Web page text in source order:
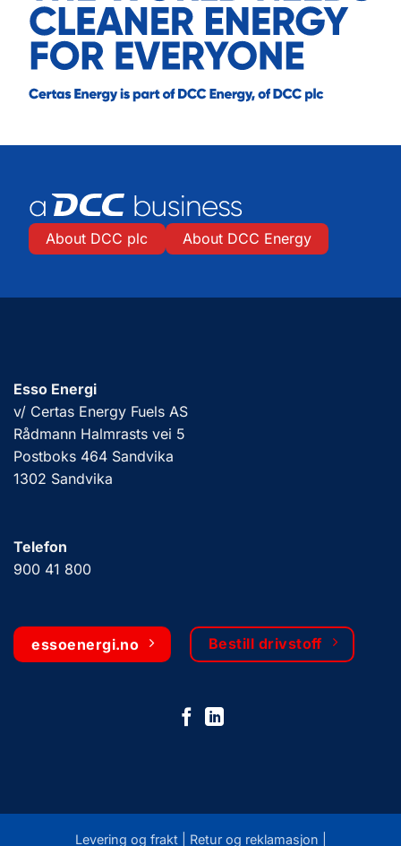
About DCC plc About DCC Energy
Esso Energi
v/ Certas Energy Fuels AS
Rådmann Halmrasts vei 5
Postboks 464 Sandvika
1302 Sandvika
Telefon
900 41 800
essoenergi.no Bestill drivstoff
Levering og frakt | Retur og reklamasjon